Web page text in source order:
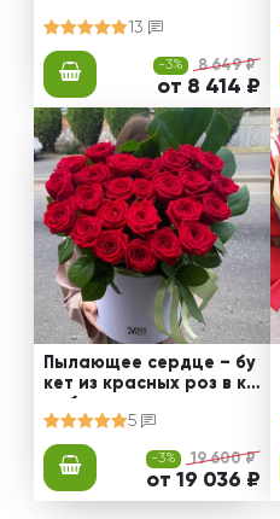
13
-3% 8 649 ₽
от 8 414 ₽
Пылающее сердце – бу
кет из красных роз в ко
робке
5
-3% 19 600 ₽
от 19 036 ₽